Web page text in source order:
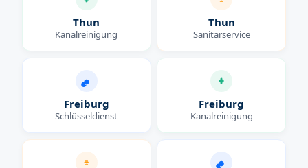
Thun
Kanalreinigung
Thun
Sanitärservice
Freiburg
Schlüsseldienst
Freiburg
Kanalreinigung